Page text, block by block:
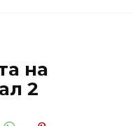
на
2